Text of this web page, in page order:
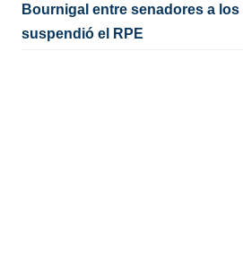
Bournigal entre senadores a los
suspendió el RPE